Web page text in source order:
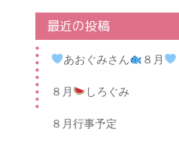
最近の投稿
あおぐみさん ８月
８月 しろぐみ
８月行事予定